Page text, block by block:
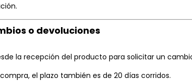
o devoluciones
la recepción del producto para solicitar un
el plazo también es de 20 días corridos.